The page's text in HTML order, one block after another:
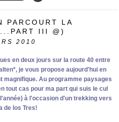
PARCOURT LA
III @)
2010
en deux jours sur la route 40 entre
je vous propose aujourd'hui en
magnifique. Au programme paysages
tout cas pour ma part qui suis le cul
à l'occasion d'un trekking vers
de los Tres!